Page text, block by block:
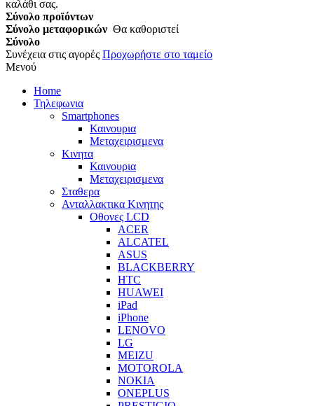
καλάθι σας.
Σύνολο προϊόντων
Σύνολο μεταφορικών Θα καθοριστεί
Σύνολο
Συνέχεια στις αγορές Προχωρήστε στο ταμείο
Μενού
Home
Τηλεφωνια
Smartphones
Καινουρια
Μεταχειρισμενα
Κινητα
Καινουρια
Μεταχειρισμενα
Σταθερα
Ανταλλακτικα Κινητης
Οθονες LCD
ACER
ALCATEL
ASUS
BLACKBERRY
HTC
HUAWEI
iPad
iPhone
LENOVO
LG
MEIZU
MOTOROLA
NOKIA
ONEPLUS